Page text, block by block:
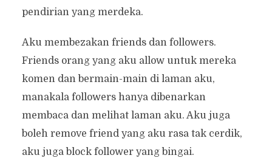
pendirian yang merdeka.
Aku membezakan friends dan followers.
Friends orang yang aku allow untuk mereka
komen dan bermain-main di laman aku,
manakala followers hanya dibenarkan
membaca dan melihat laman aku. Aku juga
boleh remove friend yang aku rasa tak cerdik,
aku juga block follower yang bingai.